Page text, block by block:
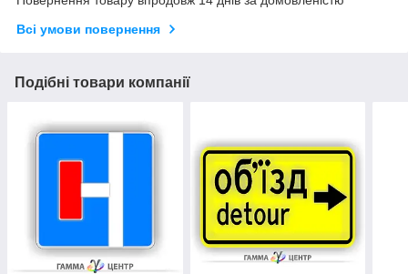
Всі умови повернення
Подібні товари компанії